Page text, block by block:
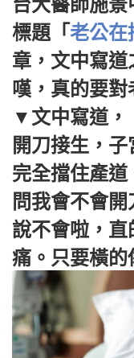
台大醫師施
標題「老公在
章，文中寫
嘆，真的要對
▼文中寫道，
開刀接生，
完全擋住產
問我會不會
說不會啦，
痛。只要橫的